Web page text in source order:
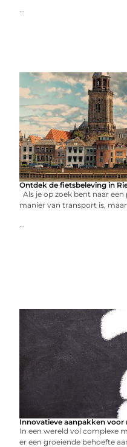
...
Ontdek de fietsbeleving in
Als je op zoek bent naar
manier van transport is,
...
Innovatieve aanpakken
In een wereld vol complexe
er een groeiende behoefte